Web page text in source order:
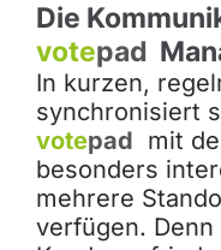
Die
votepad
In kurzen,
synchronisiert
votepad mit
besonders
mehrere
verfügen.